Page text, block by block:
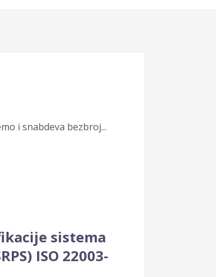
i snabdeva bezbroj...
sistema
ISO 22003-